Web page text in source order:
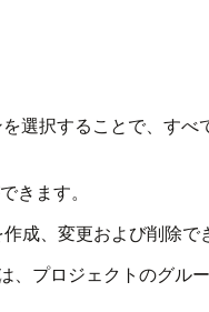
選択することで、すべ
きます。
成、変更および削除で
プロジェクトのグル